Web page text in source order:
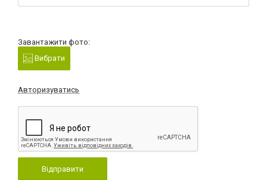
Завантажити фото:
Вибрати
Авторизуватись
Відправити